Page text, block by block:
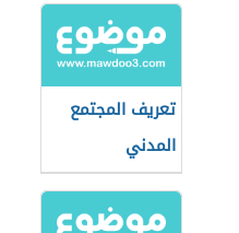
تعريف المجتمع
المدني